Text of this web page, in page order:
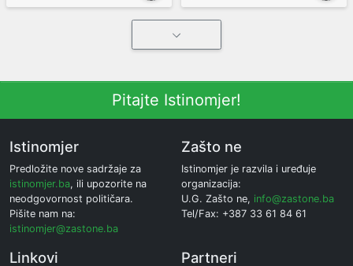
Pitajte Istinomjer!
Istinomjer
Predložite nove sadržaje za
istinomjer.ba, ili upozorite na
neodgovornost političara.
Pišite nam na:
istinomjer@zastone.ba
Zašto ne
Istinomjer je razvila i uređuje
organizacija:
U.G. Zašto ne, info@zastone.ba
Tel/Fax: +387 33 61 84 61
Linkovi Partneri